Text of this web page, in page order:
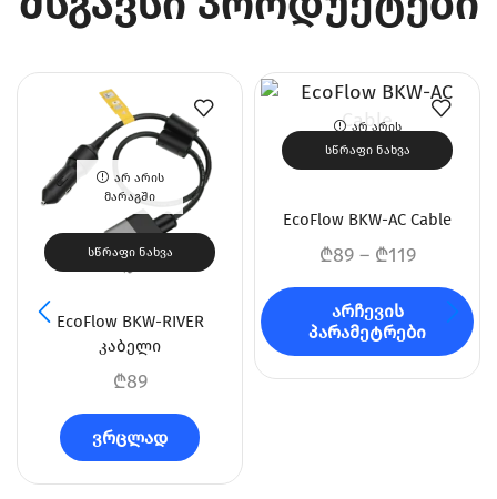
ᲐᲠ ᲐᲠᲘᲡ
ᲛᲐᲠᲐᲒᲨᲘ
ᲡᲬᲠᲐᲤᲘ ᲜᲐᲮᲕᲐ
EcoFlow BKW-RIVER
კაბელი
₾89
ვრცლად
ᲐᲠ ᲐᲠᲘᲡ
ᲛᲐᲠᲐᲒᲨᲘ
ᲡᲬᲠᲐᲤᲘ ᲜᲐᲮᲕᲐ
EcoFlow BKW-AC Cable
₾89 – ₾119
არჩევის
პარამეტრები